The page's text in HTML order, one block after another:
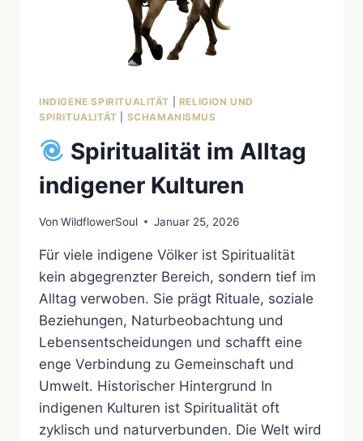
INDIGENE SPIRITUALITÄT
RELIGION UND
SPIRITUALITÄT
SCHAMANISMUS
Spiritualität im Alltag
indigener Kulturen
Von WildflowerSoul Januar 25, 2026
Für viele indigene Völker ist Spiritualität
kein abgegrenzter Bereich, sondern tief im
Alltag verwoben. Sie prägt Rituale, soziale
Beziehungen, Naturbeobachtung und
Lebensentscheidungen und schafft eine
enge Verbindung zu Gemeinschaft und
Umwelt. Historischer Hintergrund In
indigenen Kulturen ist Spiritualität oft
zyklisch und naturverbunden. Die Welt wird